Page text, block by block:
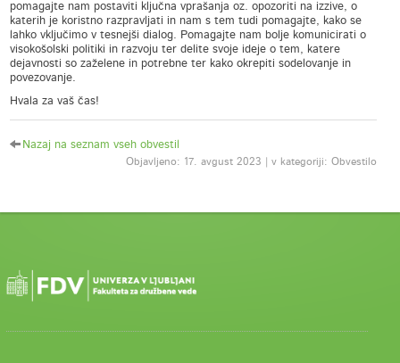
pomagajte nam postaviti ključna vprašanja oz. opozoriti na izzive, o
katerih je koristno razpravljati in nam s tem tudi pomagajte, kako se
lahko vključimo v tesnejši dialog. Pomagajte nam bolje komunicirati o
visokošolski politiki in razvoju ter delite svoje ideje o tem, katere
dejavnosti so zaželene in potrebne ter kako okrepiti sodelovanje in
povezovanje.
Hvala za vaš čas!
Nazaj na seznam vseh obvestil
Objavljeno: 17. avgust 2023 | v kategoriji: Obvestilo